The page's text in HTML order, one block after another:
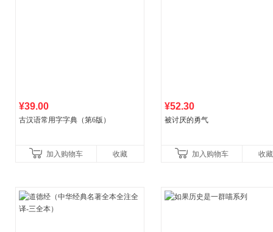
¥39.00
古汉语常用字字典（第6版）
加入购物车 收藏
¥52.30
被讨厌的勇气
加入购物车 收藏